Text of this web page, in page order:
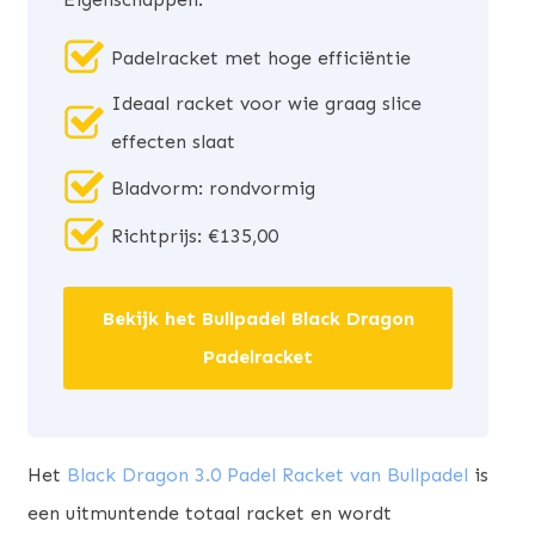
Padelracket met hoge efficiëntie
Ideaal racket voor wie graag slice
effecten slaat
Bladvorm: rondvormig
Richtprijs: €135,00
Bekijk het Bullpadel Black Dragon
Padelracket
Het Black Dragon 3.0 Padel Racket van Bullpadel is
een uitmuntende totaal racket en wordt